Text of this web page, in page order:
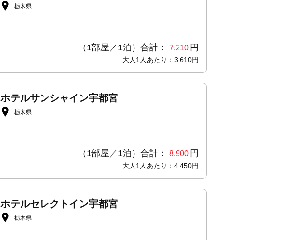
栃木県
（1部屋／1泊）合計： 7,210 円
大人1人あたり：3,610円
ホテルサンシャイン宇都宮
栃木県
（1部屋／1泊）合計： 8,900 円
大人1人あたり：4,450円
ホテルセレクトイン宇都宮
栃木県